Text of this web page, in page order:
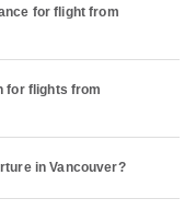
for flight from
for flights from
in Vancouver?